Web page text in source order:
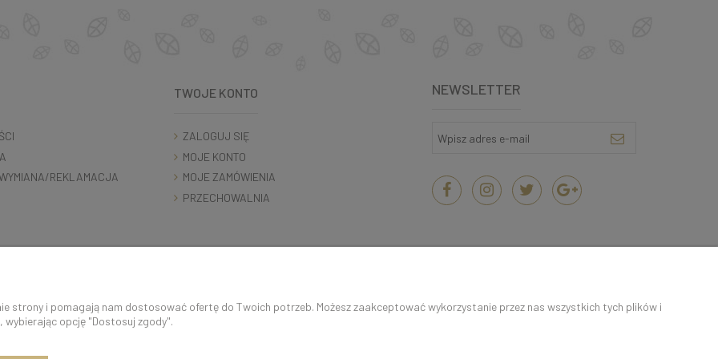
REKLAMACJA
TWOJE KONTO
ZALOGUJ SIĘ
MOJE KONTO
MOJE ZAMÓWIENIA
PRZECHOWALNIA
NEWSLETTER
strony i pomagają nam dostosować ofertę do Twoich potrzeb. Możesz zaakceptować wykorzystanie przez nas wszystkich tych plików i
opcję "Dostosuj zgody".